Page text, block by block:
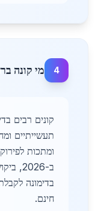
4 מי קונה
קונים רבים
תעשייתיים
ומתכות
ב-
בדימונה
חינם.